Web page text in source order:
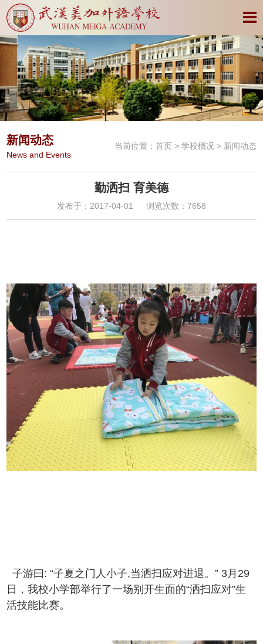
新闻动态
News and Events
当前位置： 首页> 学校概况> 新闻动态
勤洒扫 育美德
发布于：2017-04-01 浏览次数：7658
子游曰: “子夏之门人小子,当洒扫应对进退。” 3月29
日，我校小学部举行了一场别开生面的“洒扫应对”生
活技能比赛。